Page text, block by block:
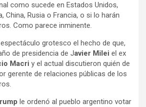
como sucede en Esta­dos Uni­dos,
China, Rusia o Fran­cia, o si lo harán
Como parece inmi­nente.
gro­tesco el hecho de que,
de pre­si­den­cia de Javier Milei el ex
Macri y el actual dis­cu­tie­ron quién de
gerente de rela­cio­nes públi­cas de los
le ordenó al pue­blo argen­tino votar